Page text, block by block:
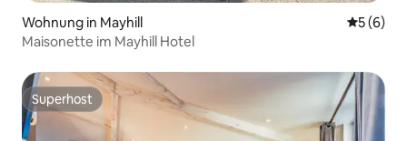
Wohnung in Mayhill
5 (6)
Maisonette im Mayhill Hotel
Superhost
Superhost